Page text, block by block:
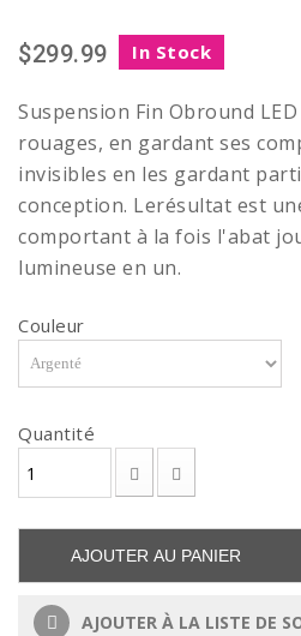
$299.99 In Stock
Suspension Fin Obround
rouages, en gardant ses
invisibles en les gardant
conception. Lerésultat est
comportant à la fois l'abat
lumineuse en un.
Couleur
Quantité
AJOUTER AU PANIER
AJOUTER À LA LISTE DE